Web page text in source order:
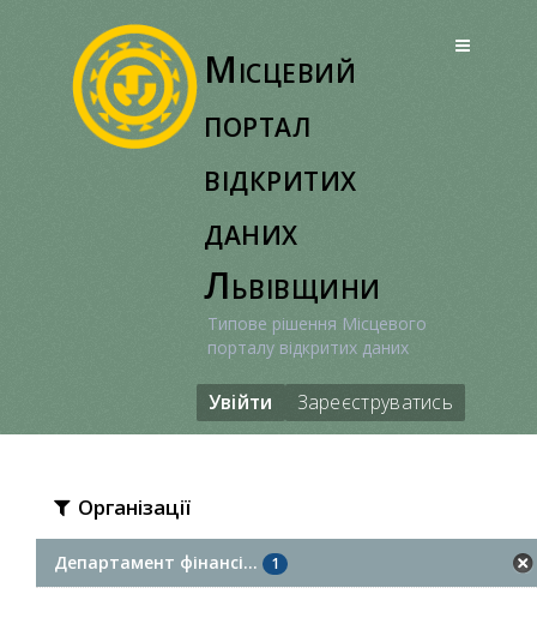
Місцевий
портал
відкритих
даних
Львівщини
Типове рішення Місцевого
порталу відкритих даних
Увійти Зареєструватись
Організації
Департамент фінансі... 1